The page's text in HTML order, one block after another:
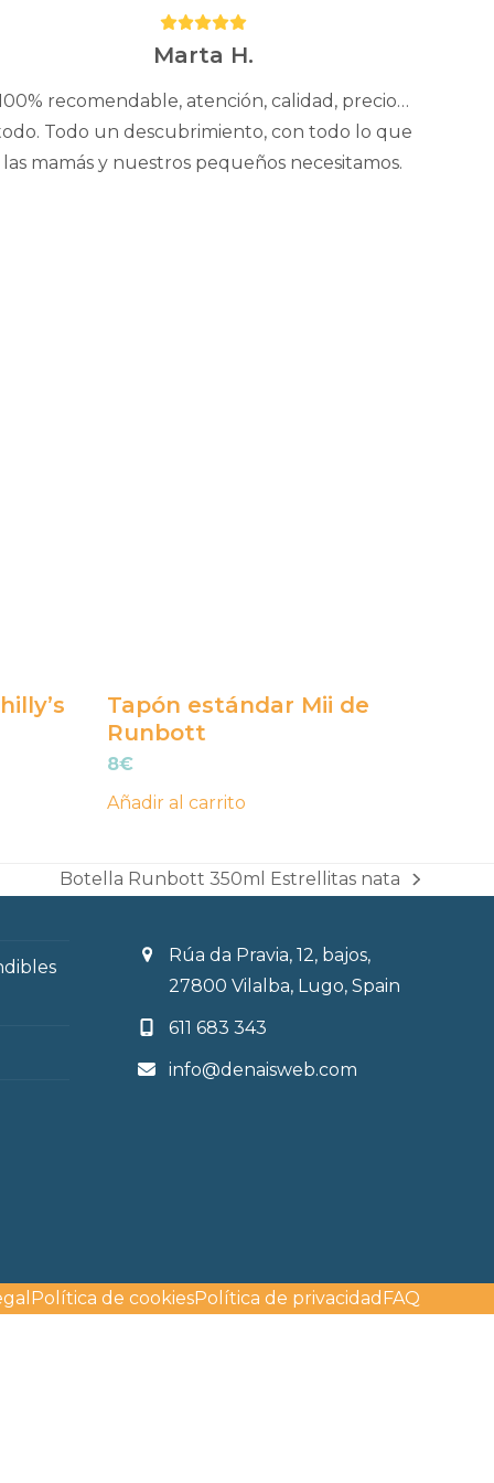
Puntuación:
5
Marta H.
recomendable, atención, calidad, precio…
Todo un descubrimiento, con todo lo que
las mamás y nuestros pequeños necesitamos.
Tapón estándar Mii de
Runbott
8€
Añadir al carrito
next
Botella Runbott 350ml Estrellitas nata
Rúa da Pravia, 12, bajos,
27800 Vilalba, Lugo, Spain
611 683 343
info@denaisweb.com
Política de cookiesPolítica de privacidad FAQ